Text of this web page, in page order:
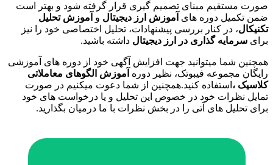
مبنای تصمیم گیری قرار گرفته شود و بهتر است
دوره هایآموزش ارز دیجیتالوآموزش تحلیل
در کنار بررسی پیشنهادات، تحلیل اختصاصی خود را نیز
گذاری در ارز دیجیتالداشته باشید.
میتوانید جهت افزایش آگهی خود از دوره های آموزشی
فیبوتک، نظیر دورهآموزش الگوهای معاملاتی
استفاده کنید.همچنین از شما دعوت میکنیم در صورت
خود در خصوص این تحلیل و یا درخواست های خود
های آتی را در بخش نظرات با ما درمیان بگذارید.